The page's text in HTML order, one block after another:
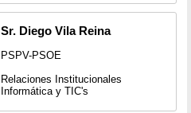
Sr. Diego Vila Reina
PSPV-PSOE
Relaciones Institucionales
Informática y TIC's